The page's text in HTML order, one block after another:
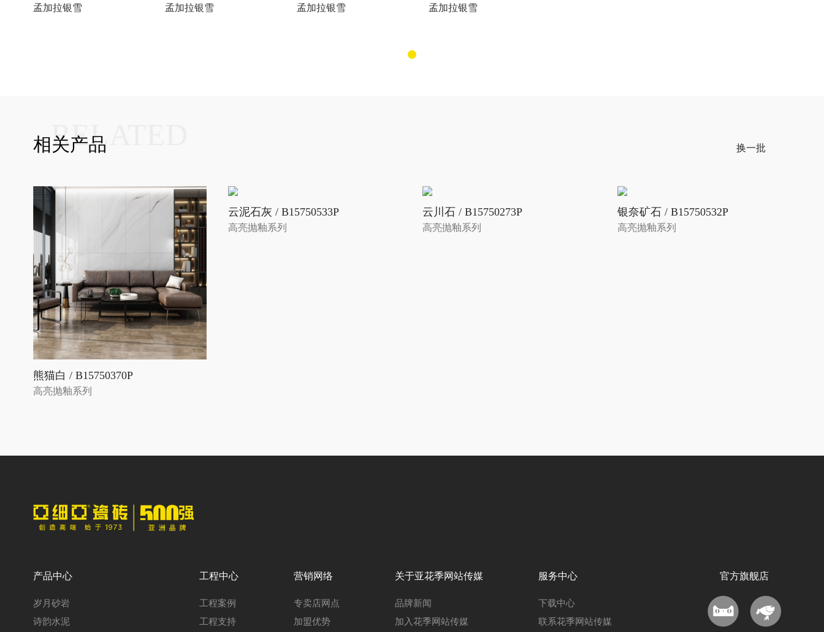
孟加拉银雪 孟加拉银雪 孟加拉银雪 孟加拉银雪
相关产品
RELATED 换一批
熊猫白 / B15750370P
高亮抛釉系列
云泥石灰 / B15750533P
高亮抛釉系列
云川石 / B15750273P
高亮抛釉系列
银奈矿石 / B15750532P
高亮抛釉系列
产品中心
岁月砂岩
诗韵水泥
工程中心
工程案例
工程支持
营销网络
专卖店网点
加盟优势
关于亚花季网站传媒
品牌新闻
加入花季网站传媒
服务中心
下载中心
联系花季网站传媒
官方旗舰店